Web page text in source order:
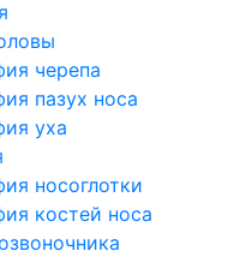
черепа
пазух носа
уха
носоглотки
костей носа